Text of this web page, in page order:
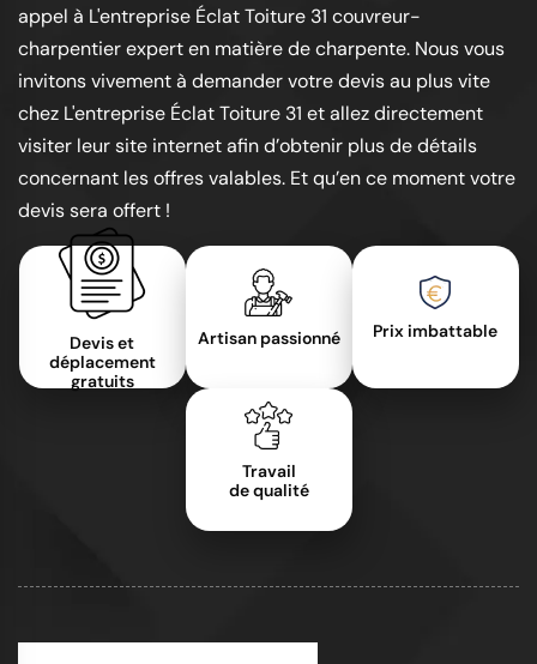
appel à L'entreprise Éclat Toiture 31 couvreur-
charpentier expert en matière de charpente. Nous vous
invitons vivement à demander votre devis au plus vite
chez L'entreprise Éclat Toiture 31 et allez directement
visiter leur site internet afin d’obtenir plus de détails
concernant les offres valables. Et qu’en ce moment votre
devis sera offert !
Devis et
déplacement
gratuits
Artisan passionné Prix imbattable
Travail
de qualité